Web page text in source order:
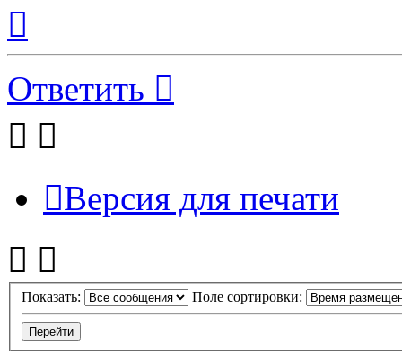
началу
Ответить
Версия для печати
Показать: Поле сортировки: